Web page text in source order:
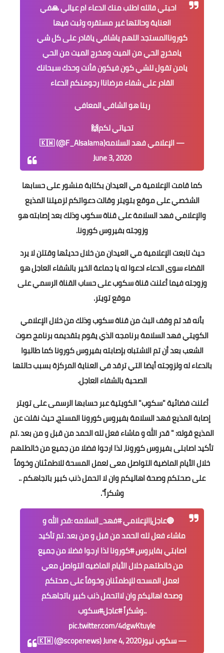
احبتي فالله اطلب منك الدعاء ام عيالي 🙏في
العناية وحالتها غير مستقره وثبت فيها
كوروناالمستجد اللهم ياشافي ياقادر على كل شي
يامخرج الحي من الميت ومخرج الميت من الحي
يامن تقول للشي كون فيكون فأنت وحدك سبحانك
القادر على شفاء مرضاناا رجومنكم الدعاء
ربنا هو الشافي المعافي
تحياتي لكم🙌
— الإعلامي فهد السلامه🇰🇼 (@F_Alsalama)
June 3, 2020
كما قامت الإعلامية مي العيدان بكتابة منشور على حسابها
الشخصي على موقع بتويتر وقالت دعواتكم لزميلنا المذيع
والإعلامي فهد السلامة على قناة سكوب وذلك بعد إصابته هو
وزوجته بفيروس كورونا.
حيث تابعت الإعلامية مي العيدان من خلال حديثها وقتلن لا يرد
القضاء سوى الدعاء ادعوا له يا جماعة الخير بالشفاء العاجل هو
وزوجته فيما أعلنت قناة سكوب على حساب القناة الرسمي على
موقع تويتر.
بأنه قد تم وقف البث من قناة سكوب وذلك من خلال الإعلامي
الكويتي فهد السلامة برنامجه الذي يقوم بتقديمه برنامج صوت
الشعب بعد أن تم الاشتباه بإصابته بفيروس كورونا كما طالبوا
بالدعاء له ولزوجته أيضا التي ترقد في العناية المركزة بسبب حالتها
الصحية بالشفاء العاجل.
أعلنت فضائية "سكوب" الكويتية عبر حسابها الرسمى على تويتر
إصابة المذيع فهد السلامة بفيروس كورونا المستج، حيث نقلت عن
المذيع قوله: " قدر الله و ماشاء فعل لله الحمد من قبل و من بعد .تم
تأكيد اصابتى بفيروس كورونا، لذا ارجوا فضلا من جميع من خالطتهم
خلال الأيام الماضية التواصل معى لعمل المسحة للاطمئنان وخوفاً
على صحتكم وصحة اهاليكم وان لا اتحمل ذنب كبير باتجاهكم ..
وشكراً".
🔴عاجل|الإعلامي#فهد_السلامه:قدر الله و
ماشاء فعل لله الحمد من قبل و من بعد .تم تأكيد
اصابتي بفايروس#كورونالذا ارجوا فضلا من جميع
من خالطتهم خلال الأيام الماضيه التواصل معي
لعمل المسحه للإطمئنان وخوفاً على صحتكم
وصحة اهاليكم وان لااتحمل ذنب كبير باتجاهكم
..وشكراً#عاجل#سكوب
pic.twitter.com/4dgwKtuyle
— سكوب نيوز🇰🇼 (@scopenews)June 4, 2020